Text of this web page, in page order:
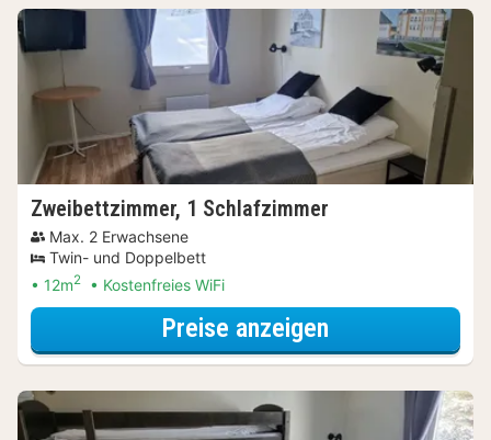
Zweibettzimmer, 1 Schlafzimmer
Max. 2 Erwachsene
Twin- und Doppelbett
12m2 Kostenfreies WiFi
Preise anzeigen